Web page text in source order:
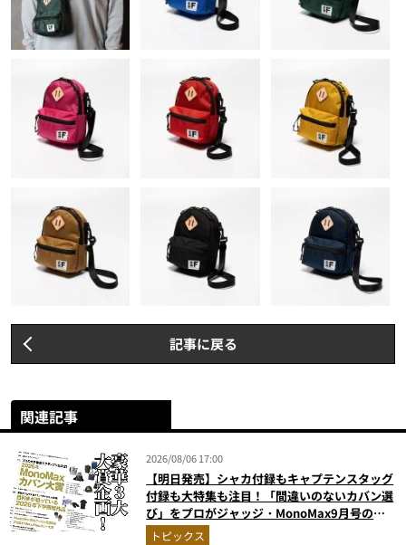
記事に戻る
関連記事
2026/08/06 17:00
【明日発売】シャカ付録もキャプテンスタッグ
付録も大特集も注目！「間違いのないカバン選
び」をプロがジャッジ・MonoMax9月号の目
次を公開
トピックス